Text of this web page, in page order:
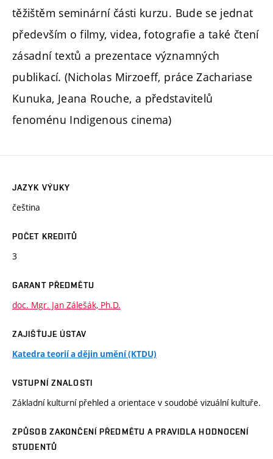
těžištěm seminární části kurzu. Bude se jednat
především o filmy, videa, fotografie a také čtení
zásadní textů a prezentace významných
publikací. (Nicholas Mirzoeff, práce Zachariase
Kunuka, Jeana Rouche, a představitelů
fenoménu Indigenous cinema)
JAZYK VÝUKY
čeština
POČET KREDITŮ
3
GARANT PŘEDMĚTU
doc. Mgr. Jan Zálešák, Ph.D.
ZAJIŠŤUJE ÚSTAV
Katedra teorií a dějin umění (KTDU)
VSTUPNÍ ZNALOSTI
Základní kulturní přehled a orientace v soudobé vizuální kultuře.
ZPŮSOB ZAKONČENÍ PŘEDMĚTU A PRAVIDLA HODNOCENÍ
STUDENTŮ